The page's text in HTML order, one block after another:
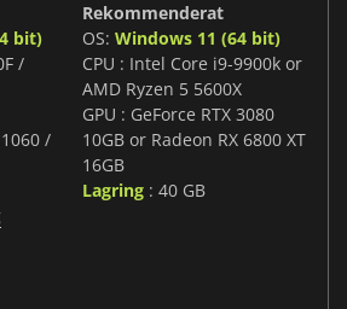
bit)
/
/
Rekommenderat
OS: Windows 11 (64 bit)
CPU : Intel Core i9-9900k or
AMD Ryzen 5 5600X
GPU : GeForce RTX 3080
10GB or Radeon RX 6800 XT
16GB
Lagring : 40 GB